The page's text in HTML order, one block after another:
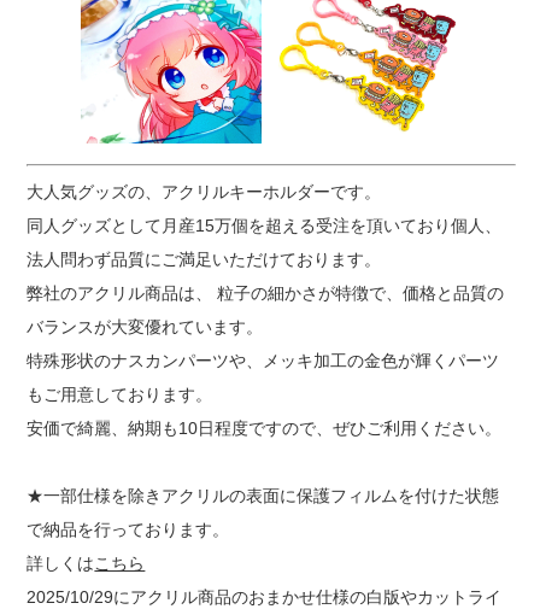
大人気グッズの、アクリルキーホルダーです。
同人グッズとして月産15万個を超える受注を頂いており個人、
法人問わず品質にご満足いただけております。
弊社のアクリル商品は、 粒子の細かさが特徴で、価格と品質の
バランスが大変優れています。
特殊形状のナスカンパーツや、メッキ加工の金色が輝くパーツ
もご用意しております。
安価で綺麗、納期も10日程度ですので、ぜひご利用ください。
★一部仕様を除きアクリルの表面に保護フィルムを付けた状態
で納品を行っております。
詳しくはこちら
2025/10/29にアクリル商品のおまかせ仕様の白版やカットライ